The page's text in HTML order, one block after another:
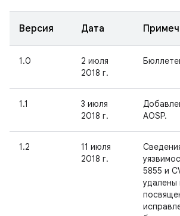
Версия Дата
1.0
2 июля
2018 г.
1.1
3 июля
2018 г.
AOSP.
1.2
11 июля
2018 г.
5855 и
удалены